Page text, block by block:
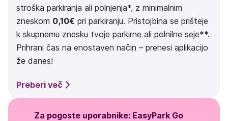
stroška parkiranja ali polnjenja*, z minimalnim
zneskom 0,10€ pri parkiranju. Pristojbina se prišteje
k skupnemu znesku tvoje parkirne ali polnilne seje**.
Prihrani čas na enostaven način – prenesi aplikacijo
že danes!
Preberi več
Za pogoste uporabnike: EasyPark Go